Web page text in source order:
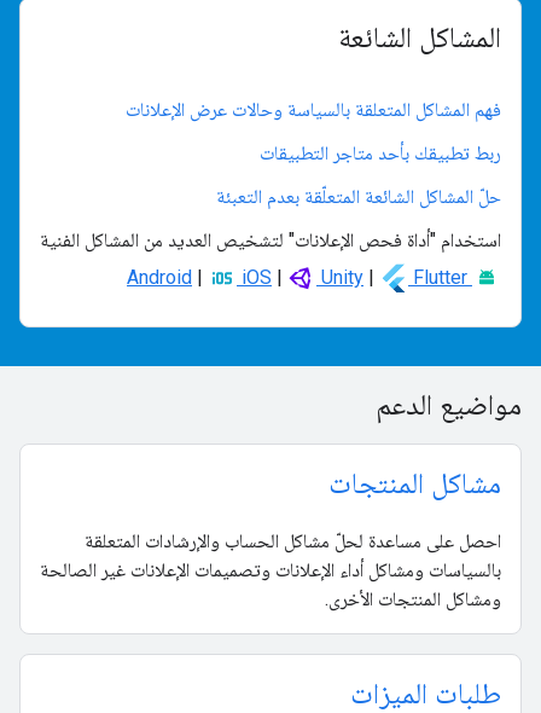
المشاكل الشائعة
فهم المشاكل المتعلقة بالسياسة وحالات عرض الإعلانات
ربط تطبيقك بأحد متاجر التطبيقات
حلّ المشاكل الشائعة المتعلّقة بعدم التعبئة
استخدام "أداة فحص الإعلانات" لتشخيص العديد من المشاكل الفنية
| iOS | Unity | Flutter
مواضيع الدعم
مشاكل المنتجات
احصل على مساعدة لحلّ مشاكل الحساب والإرشادات المتعلقة
بالسياسات ومشاكل أداء الإعلانات وتصميمات الإعلانات غير الصالحة
ومشاكل المنتجات الأخرى.
طلبات الميزات